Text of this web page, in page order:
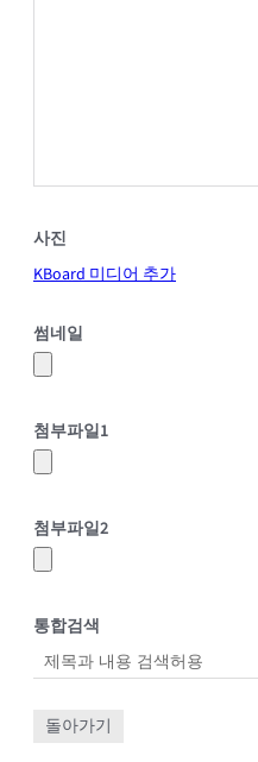
사진
KBoard 미디어 추가
썸네일
첨부파일1
첨부파일2
통합검색
돌아가기